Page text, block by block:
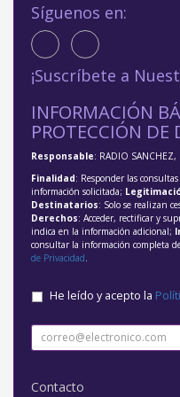
Síguenos en:
¡Suscríbete a
INFORMACIÓN
PROTECCIÓN DE
Responsable: RADIO SANCHEZ,
Finalidad: Responder las
información solicitada;
Destinatarios: Solo se realizan
Derechos: Acceder, rectificar y
indica en la información adicional;
consultar la información completa
de Privacidad
He leído y acepto la
Contacto